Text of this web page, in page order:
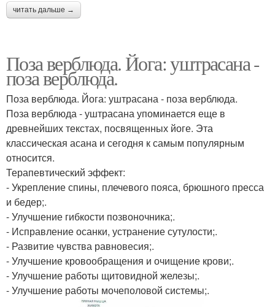
читать дальше →
Поза верблюда. Йога: уштрасана -
поза верблюда.
Поза верблюда. Йога: уштрасана - поза верблюда.
Поза верблюда - уштрасана упоминается еще в
древнейших текстах, посвященных йоге. Эта
классическая асана и сегодня к самым популярным
относится.
Терапевтический эффект:
- Укрепление спины, плечевого пояса, брюшного пресса
и бедер;.
- Улучшение гибкости позвоночника;.
- Исправление осанки, устранение сутулости;.
- Развитие чувства равновесия;.
- Улучшение кровообращения и очищение крови;.
- Улучшение работы щитовидной железы;.
- Улучшение работы мочеполовой системы;.